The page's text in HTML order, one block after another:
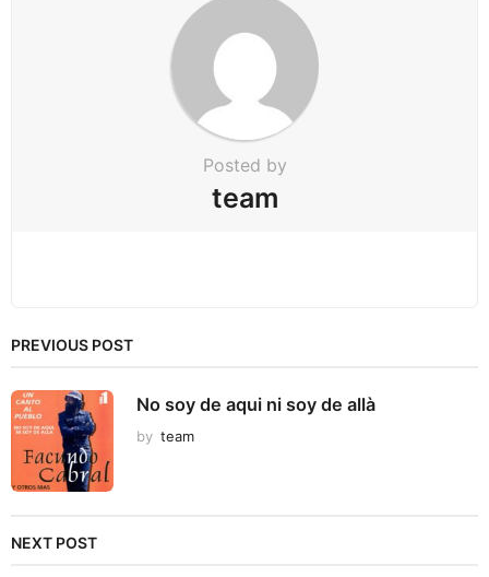
Posted by
team
PREVIOUS POST
No soy de aqui ni soy de allà
by team
NEXT POST